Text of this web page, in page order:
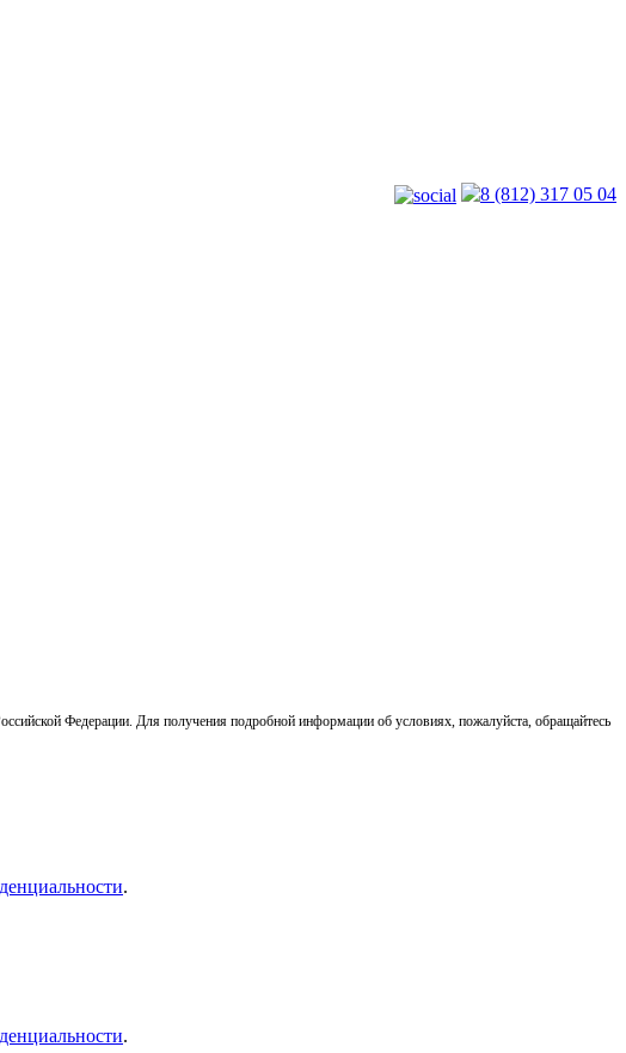
8 (812) 317 05 04
Федерации. Для получения подробной информации об условиях, пожалуйста, обращайтесь
.
.